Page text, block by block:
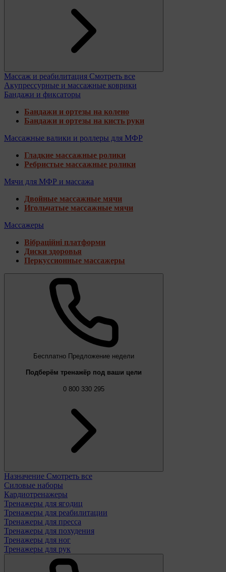
Массаж и реабилитация Смотреть все
Акупрессурные и массажные коврики
Бандажи и фиксаторы
Бандажи и ортезы на колено
Бандажи и ортезы на кисть руки
Массажные валики и роллеры для МФР
Гладкие массажные ролики
Ребристые массажные ролики
Мячи для МФР и массажа
Двойные массажные мячи
Игольчатые массажные мячи
Массажеры
Вібраційні платформи
Диски здоровья
Перкуссионные массажеры
Бесплатно Предложение недели
Подберём тренажёр под ваши цели
0 800 330 295
Назначение Смотреть все
Силовые наборы
Кардиотренажеры
Тренажеры для ягодиц
Тренажеры для реабилитации
Тренажеры для пресса
Тренажеры для похудения
Тренажеры для ног
Тренажеры для рук